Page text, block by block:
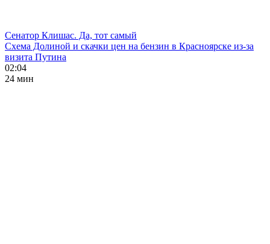
Сенатор Клишас. Да, тот самый
Схема Долиной и скачки цен на бензин в Красноярске из-за
визита Путина
02:04
24 мин